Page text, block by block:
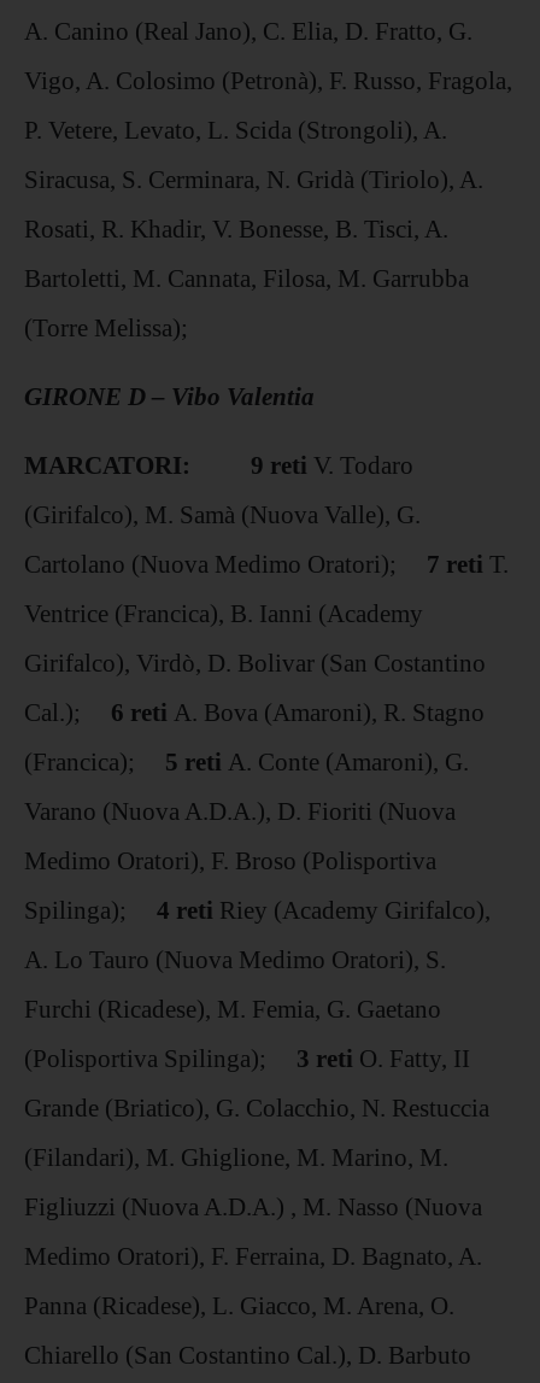
A. Canino (Real Jano), C. Elia, D. Fratto, G.
Vigo, A. Colosimo (Petronà), F. Russo, Fragola,
P. Vetere, Levato, L. Scida (Strongoli), A.
Siracusa, S. Cerminara, N. Gridà (Tiriolo), A.
Rosati, R. Khadir, V. Bonesse, B. Tisci, A.
Bartoletti, M. Cannata, Filosa, M. Garrubba
(Torre Melissa);
GIRONE D – Vibo Valentia
MARCATORI: 9 reti V. Todaro
(Girifalco), M. Samà (Nuova Valle), G.
Cartolano (Nuova Medimo Oratori); 7 reti T.
Ventrice (Francica), B. Ianni (Academy
Girifalco), Virdò, D. Bolivar (San Costantino
Cal.); 6 reti A. Bova (Amaroni), R. Stagno
(Francica); 5 reti A. Conte (Amaroni), G.
Varano (Nuova A.D.A.), D. Fioriti (Nuova
Medimo Oratori), F. Broso (Polisportiva
Spilinga); 4 reti Riey (Academy Girifalco),
A. Lo Tauro (Nuova Medimo Oratori), S.
Furchi (Ricadese), M. Femia, G. Gaetano
(Polisportiva Spilinga); 3 reti O. Fatty, II
Grande (Briatico), G. Colacchio, N. Restuccia
(Filandari), M. Ghiglione, M. Marino, M.
Figliuzzi (Nuova A.D.A.) , M. Nasso (Nuova
Medimo Oratori), F. Ferraina, D. Bagnato, A.
Panna (Ricadese), L. Giacco, M. Arena, O.
Chiarello (San Costantino Cal.), D. Barbuto